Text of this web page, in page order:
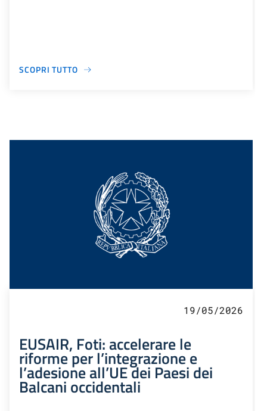
SCOPRI TUTTO
19/05/2026
EUSAIR, Foti: accelerare le
riforme per l’integrazione e
l’adesione all’UE dei Paesi dei
Balcani occidentali